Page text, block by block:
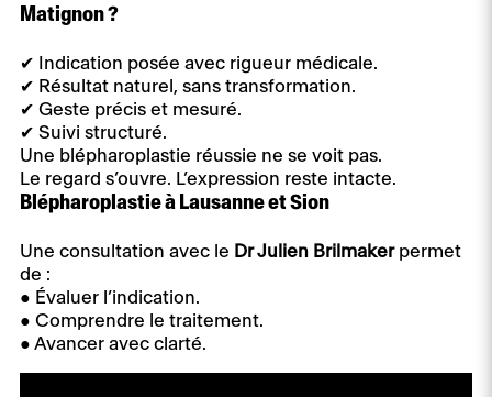
Matignon ?
✔ Indication posée avec rigueur médicale.
✔ Résultat naturel, sans transformation.
✔ Geste précis et mesuré.
✔ Suivi structuré.
Une blépharoplastie réussie ne se voit pas.
Le regard s’ouvre. L’expression reste intacte.
Blépharoplastie à Lausanne et Sion
Une consultation avec le Dr Julien Brilmakerpermet
de :
● Évaluer l’indication.
● Comprendre le traitement.
● Avancer avec clarté.